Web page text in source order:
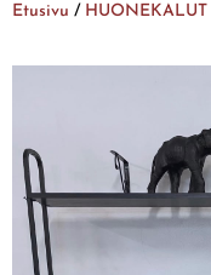
Etusivu / HUONEKALUT